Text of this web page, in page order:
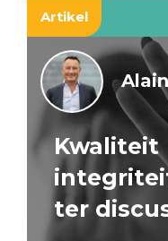
Artikel
Kwaliteit
ter